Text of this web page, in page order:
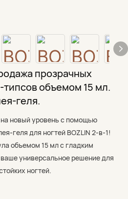
прозрачных
объемом 15 мл.
геля.
новый уровень с помощью
геля для ногтей BOZLIN 2-в-1!
объемом 15 мл с гладким
универсальное решение для
ногтей.